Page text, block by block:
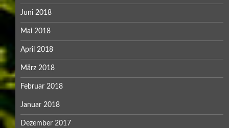
Juni 2018
Mai 2018
April 2018
März 2018
Februar 2018
Januar 2018
Dezember 2017